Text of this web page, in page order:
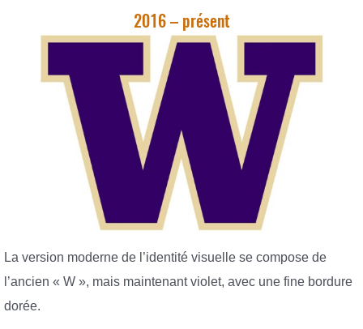
2016 – présent
La version moderne de l’identité visuelle se compose de
l’ancien « W », mais maintenant violet, avec une fine bordure
dorée.